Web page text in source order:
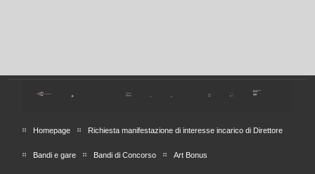
Homepage Richiesta manifestazione di interesse incarico di Direttore
Bandi e gare Bandi di Concorso Art Bonus